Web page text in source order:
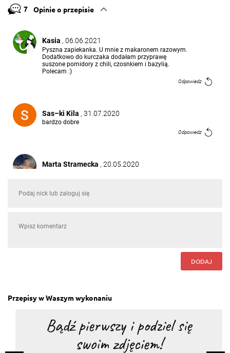
7 Opinie o przepisie
Kasia , 06.06.2021
Pyszna zapiekanka. U mnie z makaronem razowym.
Dodatkowo do kurczaka dodałam przyprawę
suszone pomidory z chili, czosnkiem i bazylią.
Polecam :)
Odpowiedz
Sas–ki Kila , 31.07.2020
bardzo dobre
Odpowiedz
Marta Stramecka , 20.05.2020
Polecam !
Ja zrobiłam z makaronem też pyszne
Martyna Szewczyk , 04.09.2016
Zamiast boczku można użyć szynki parmeńskiej.
DODAJ
Przepisy w Waszym wykonaniu